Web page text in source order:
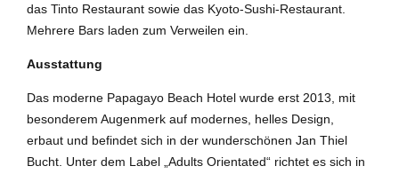
das Tinto Restaurant sowie das Kyoto-Sushi-Restaurant.
Mehrere Bars laden zum Verweilen ein.
Ausstattung
Das moderne Papagayo Beach Hotel wurde erst 2013, mit
besonderem Augenmerk auf modernes, helles Design,
erbaut und befindet sich in der wunderschönen Jan Thiel
Bucht. Unter dem Label „Adults Orientated“ richtet es sich in